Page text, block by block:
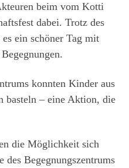
beim vom Kotti
dabei. Trotz des
ein schöner Tag mit
konnten Kinder aus
basteln – eine Aktion, die
die Möglichkeit sich
Begegnungszentrums